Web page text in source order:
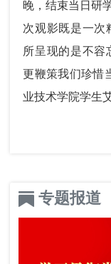
晚，结束当日研
次观影既是一次
所呈现的是不容
更鞭策我们珍惜
业技术学院学生
专题报道